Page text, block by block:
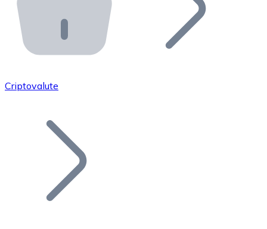
API Bitnovo
Integre nossa API no seu ecossistema.
Junte-se à nossa rede de revendedores e comercialize
Adicione o token do seu projeto ao nosso serviço de
Criptovalute